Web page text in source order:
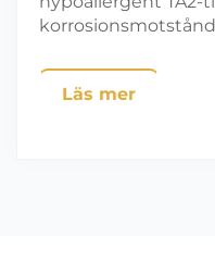
Läs mer